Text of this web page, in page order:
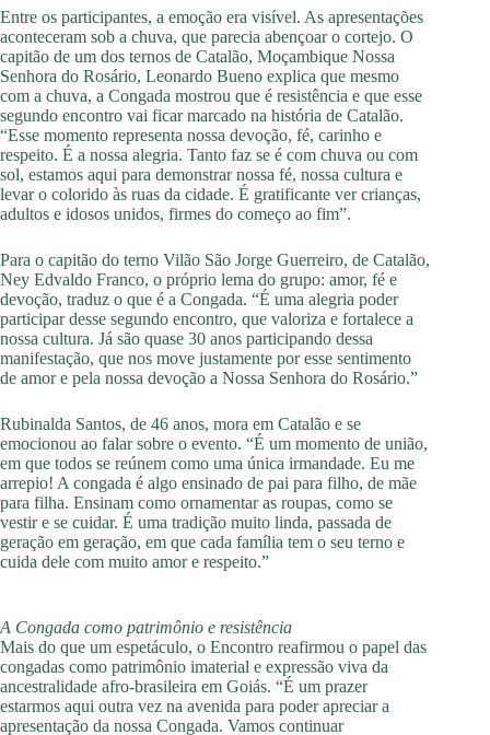
Entre os participantes, a emoção era visível. As apresentações
aconteceram sob a chuva, que parecia abençoar o cortejo. O
capitão de um dos ternos de Catalão, Moçambique Nossa
Senhora do Rosário, Leonardo Bueno explica que mesmo
com a chuva, a Congada mostrou que é resistência e que esse
segundo encontro vai ficar marcado na história de Catalão.
“Esse momento representa nossa devoção, fé, carinho e
respeito. É a nossa alegria. Tanto faz se é com chuva ou com
sol, estamos aqui para demonstrar nossa fé, nossa cultura e
levar o colorido às ruas da cidade. É gratificante ver crianças,
adultos e idosos unidos, firmes do começo ao fim”.
Para o capitão do terno Vilão São Jorge Guerreiro, de Catalão,
Ney Edvaldo Franco, o próprio lema do grupo: amor, fé e
devoção, traduz o que é a Congada. “É uma alegria poder
participar desse segundo encontro, que valoriza e fortalece a
nossa cultura. Já são quase 30 anos participando dessa
manifestação, que nos move justamente por esse sentimento
de amor e pela nossa devoção a Nossa Senhora do Rosário.”
Rubinalda Santos, de 46 anos, mora em Catalão e se
emocionou ao falar sobre o evento. “É um momento de união,
em que todos se reúnem como uma única irmandade. Eu me
arrepio! A congada é algo ensinado de pai para filho, de mãe
para filha. Ensinam como ornamentar as roupas, como se
vestir e se cuidar. É uma tradição muito linda, passada de
geração em geração, em que cada família tem o seu terno e
cuida dele com muito amor e respeito.”
A Congada como patrimônio e resistência
Mais do que um espetáculo, o Encontro reafirmou o papel das
congadas como patrimônio imaterial e expressão viva da
ancestralidade afro-brasileira em Goiás. “É um prazer
estarmos aqui outra vez na avenida para poder apreciar a
apresentação da nossa Congada. Vamos continuar